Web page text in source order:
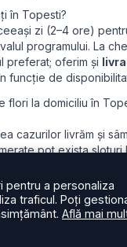
în Topesti?
zi (2–4 ore)
programului. La
preferat; oferim și
funcție de
flori la domiciliu în
cazurilor livrăm și
pot exista sloturi
pentru o oră
orare; pentru ore fixe
în funcție de
pentru a personaliza
traficul. Poți
Află mai